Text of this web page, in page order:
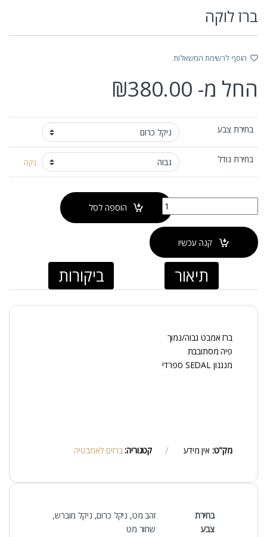
ברז לוקה
הוסף לרשימת המשאלות
החל מ- ₪380.00
בחירת צבע
בחירת גודל נקה
הוספה לסל
קנה עכשיו
תיאור ביקורות
ברז אמבט גבוה/נמוך
פיה מסתובבת
מנגנון SEDAL ספרדי
מק"ט: אין מידע קטגוריה:ברזים לאמבטיה
בחירת
צבע
זהב מט, ניקל כרום, ניקל מוברש,
שחור מט